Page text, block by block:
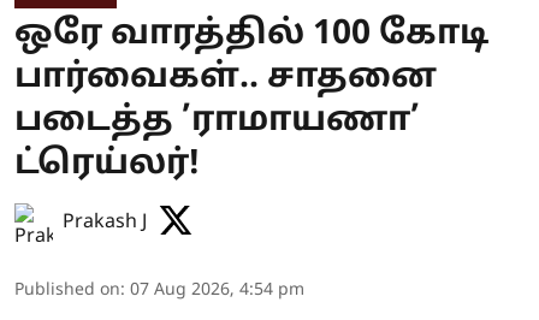
ஒரே வாரத்தில் 100 கோடி
பார்வைகள்.. சாதனை
படைத்த ’ராமாயணா’
ட்ரெய்லர்!
Prakash J
Published on: 07 Aug 2026, 4:54 pm